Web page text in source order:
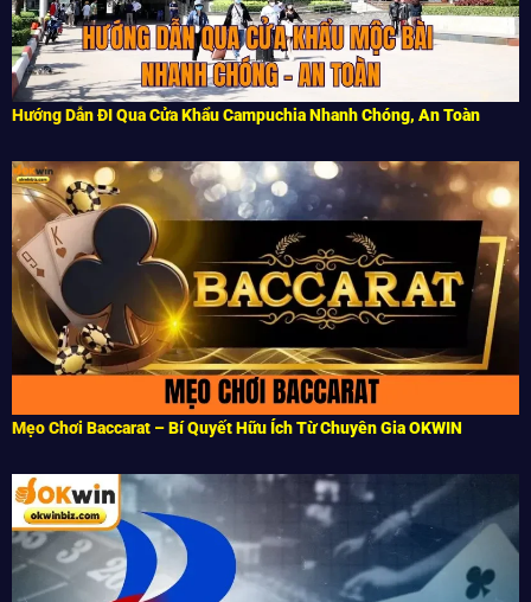
Hướng Dẫn ĐI Qua Cửa Khẩu Campuchia Nhanh Chóng, An Toàn
Mẹo Chơi Baccarat – Bí Quyết Hữu Ích Từ Chuyên Gia OKWIN